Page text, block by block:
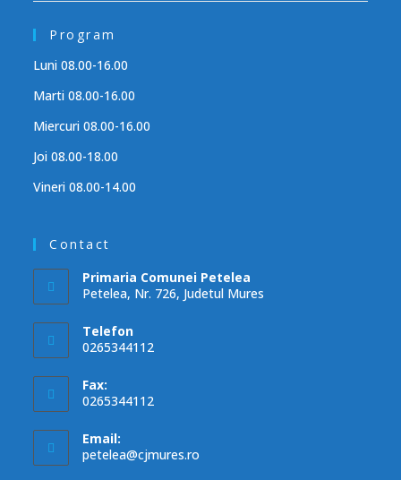
Program
Luni 08.00-16.00
Marti 08.00-16.00
Miercuri 08.00-16.00
Joi 08.00-18.00
Vineri 08.00-14.00
Contact
Primaria Comunei Petelea
Petelea, Nr. 726, Judetul Mures
Telefon
0265344112
Fax:
0265344112
Email:
petelea@cjmures.ro